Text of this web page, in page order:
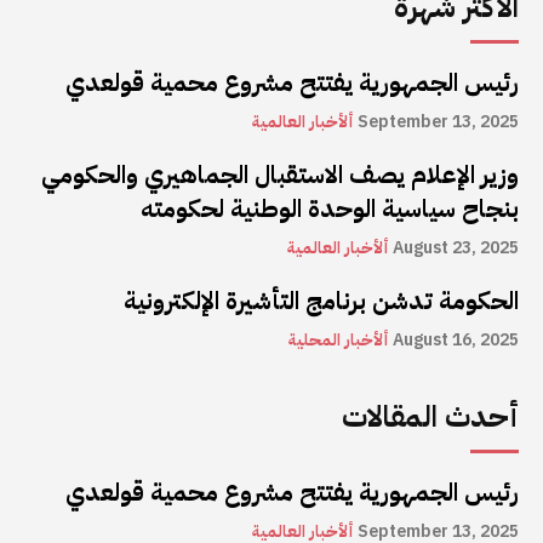
رئيس الجمهورية يفتتح مشروع محمية قولعدي
ألأخبار العالمية September 13, 2025
وزير الإعلام يصف الاستقبال الجماهيري والحكومي
بنجاح سياسية الوحدة الوطنية لحكومته
ألأخبار العالميةAugust 23, 2025
الحكومة تدشن برنامج التأشيرة الإلكترونية
ألأخبار المحليةAugust 16, 2025
أحدث المقالات
رئيس الجمهورية يفتتح مشروع محمية قولعدي
ألأخبار العالمية September 13, 2025